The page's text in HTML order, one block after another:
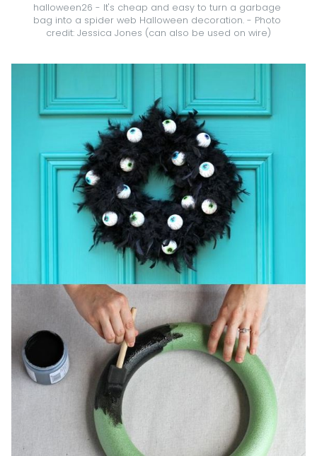
halloween26 - It's cheap and easy to turn a garbage
bag into a spider web Halloween decoration. - Photo
credit: Jessica Jones (can also be used on wire)